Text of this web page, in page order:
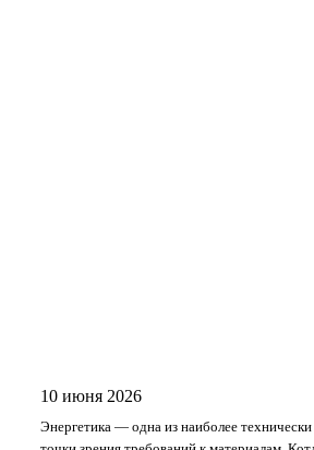
10 июня 2026
Энергетика — одна из наиболее